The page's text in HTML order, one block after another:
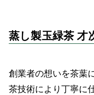
蒸し製玉緑茶 才
創業者の想いを茶葉
茶技術により丁寧に